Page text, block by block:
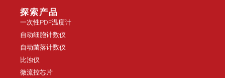
探索产品
一次性PDF温度计
自动细胞计数仪
自动菌落计数仪
比浊仪
微流控芯片